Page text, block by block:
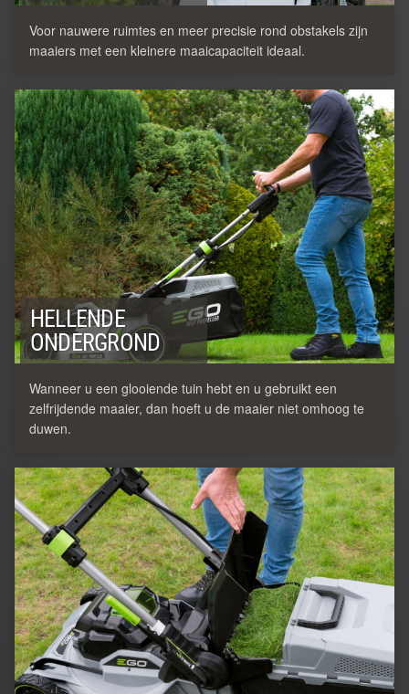
Voor nauwere ruimtes en meer precisie rond obstakels zijn
maaiers met een kleinere maaicapaciteit ideaal.
HELLENDE
ONDERGROND
Wanneer u een glooiende tuin hebt en u gebruikt een
zelfrijdende maaier, dan hoeft u de maaier niet omhoog te
duwen.